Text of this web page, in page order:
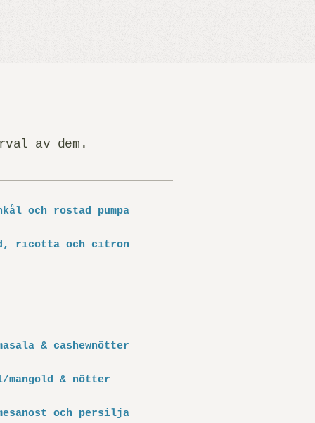
av dem.
och rostad pumpa
ricotta och citron
& cashewnötter
mangold & nötter
och persilja